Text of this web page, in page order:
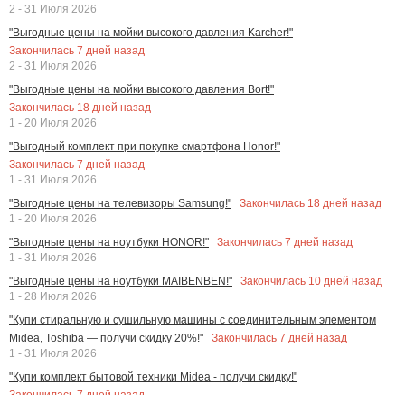
2 - 31 Июля 2026
"Выгодные цены на мойки высокого давления Karcher!"
Закончилась 7 дней назад
2 - 31 Июля 2026
"Выгодные цены на мойки высокого давления Bort!"
Закончилась 18 дней назад
1 - 20 Июля 2026
"Выгодный комплект при покупке смартфона Honor!"
Закончилась 7 дней назад
1 - 31 Июля 2026
"Выгодные цены на телевизоры Samsung!"
Закончилась 18 дней назад
1 - 20 Июля 2026
"Выгодные цены на ноутбуки HONOR!"
Закончилась 7 дней назад
1 - 31 Июля 2026
"Выгодные цены на ноутбуки MAIBENBEN!"
Закончилась 10 дней назад
1 - 28 Июля 2026
"Купи стиральную и сушильную машины с соединительным элементом
Midea, Toshiba — получи скидку 20%!"
Закончилась 7 дней назад
1 - 31 Июля 2026
"Купи комплект бытовой техники Midea - получи скидку!"